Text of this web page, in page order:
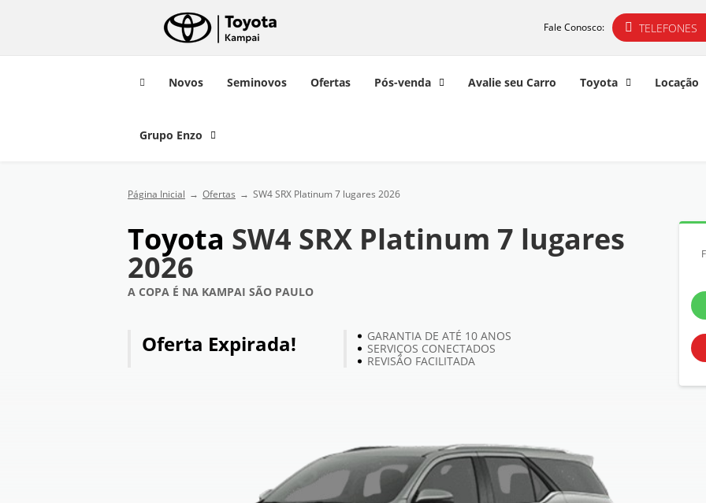
Fale Conosco: TELEFONES
Novos Seminovos Ofertas Pós-venda Avalie seu Carro Toyota Locação
Grupo Enzo
Página Inicial Ofertas SW4 SRX Platinum 7 lugares 2026
Toyota SW4 SRX Platinum 7 lugares
2026
A COPA É NA KAMPAI SÃO PAULO
Oferta Expirada!
GARANTIA DE ATÉ 10 ANOS
SERVIÇOS CONECTADOS
REVISÃO FACILITADA